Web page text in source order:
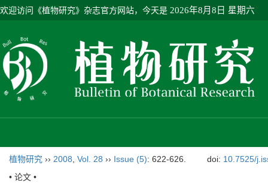
欢迎访问《植物研究》杂志官方网站，今天是 2026年8月8日 星期六
植物研究 ›› 2008 Vol. 28 ›› Issue (5): 622-626. doi: 10.7525/
• 论文 •